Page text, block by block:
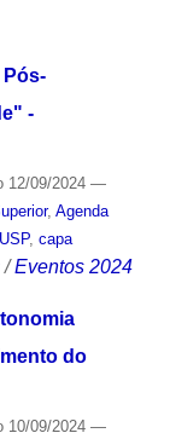
-
12/09/2024 —
, Agenda
USP, capa
/Eventos 2024
do
10/09/2024 —